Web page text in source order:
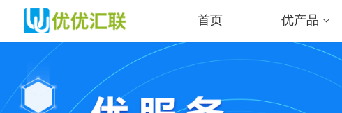
首页 优产品